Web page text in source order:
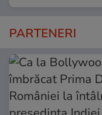
PARTENERI